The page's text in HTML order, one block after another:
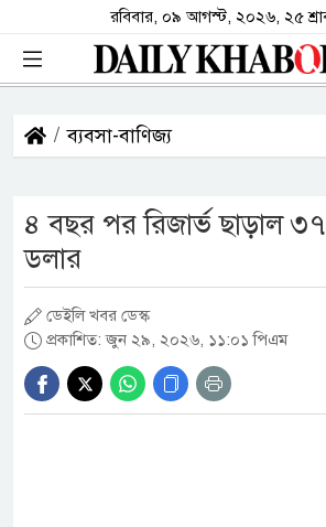
রবিবার, ০৯ আগস্ট, ২০২৬, ২৫
ব্যবসা-বাণিজ্য
৪ বছর পর রিজার্ভ ছাড়াল
ডলার
ডেইলি খবর ডেস্ক
প্রকাশিত: জুন ২৯, ২০২৬, ১১:০১ পিএম